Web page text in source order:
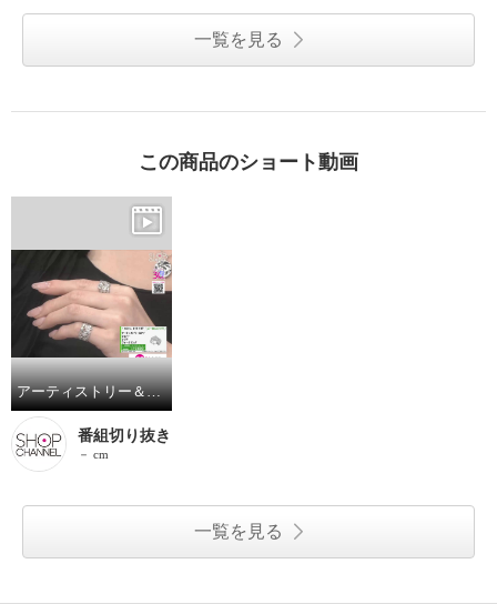
一覧を見る
この商品のショート動画
アーティストリー＆アイ シルバー レフア 片側用イヤーカフ兼 ピンキーリング
番組切り抜き
－ cm
一覧を見る